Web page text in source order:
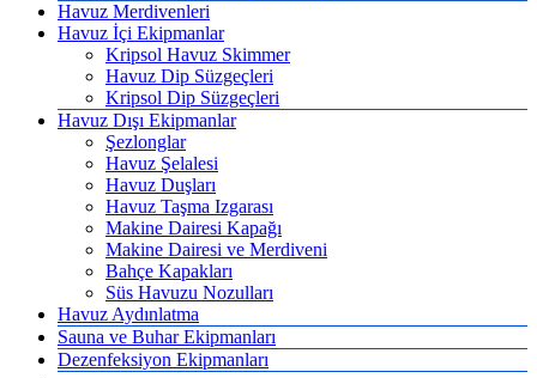
Havuz Merdivenleri
Havuz İçi Ekipmanlar
Kripsol Havuz Skimmer
Havuz Dip Süzgeçleri
Kripsol Dip Süzgeçleri
Havuz Dışı Ekipmanlar
Şezlonglar
Havuz Şelalesi
Havuz Duşları
Havuz Taşma Izgarası
Makine Dairesi Kapağı
Makine Dairesi ve Merdiveni
Bahçe Kapakları
Süs Havuzu Nozulları
Havuz Aydınlatma
Sauna ve Buhar Ekipmanları
Dezenfeksiyon Ekipmanları